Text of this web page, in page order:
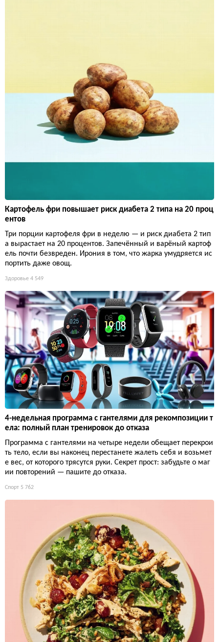
Картофель фри повышает риск диабета 2 типа на 20 проц
ентов
Три порции картофеля фри в неделю — и риск диабета 2 тип
а вырастает на 20 процентов. Запечённый и варёный картоф
ель почти безвреден. Ирония в том, что жарка умудряется ис
портить даже овощ.
Здоровье 4 549
4-недельная программа с гантелями для рекомпозиции т
ела: полный план тренировок до отказа
Программа с гантелями на четыре недели обещает перекрои
ть тело, если вы наконец перестанете жалеть себя и возьмет
е вес, от которого трясутся руки. Секрет прост: забудьте о маг
ии повторений — пашите до отказа.
Спорт 5 762